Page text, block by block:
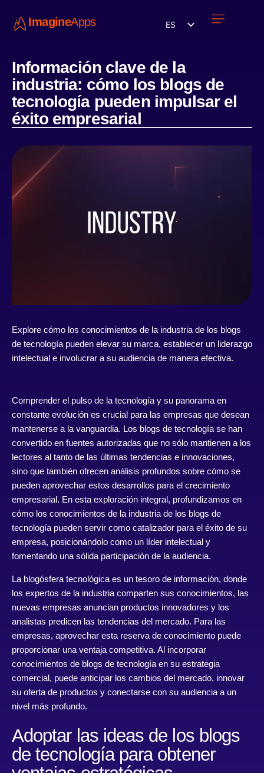
ImagineApps ES
Información clave de la
industria: cómo los blogs de
tecnología pueden impulsar el
éxito empresarial
Explore cómo los conocimientos de la industria de los blogs
de tecnología pueden elevar su marca, establecer un liderazgo
intelectual e involucrar a su audiencia de manera efectiva.
Comprender el pulso de la tecnología y su panorama en
constante evolución es crucial para las empresas que desean
mantenerse a la vanguardia. Los blogs de tecnología se han
convertido en fuentes autorizadas que no sólo mantienen a los
lectores al tanto de las últimas tendencias e innovaciones,
sino que también ofrecen análisis profundos sobre cómo se
pueden aprovechar estos desarrollos para el crecimiento
empresarial. En esta exploración integral, profundizamos en
cómo los conocimientos de la industria de los blogs de
tecnología pueden servir como catalizador para el éxito de su
empresa, posicionándolo como un líder intelectual y
fomentando una sólida participación de la audiencia.
La blogósfera tecnológica es un tesoro de información, donde
los expertos de la industria comparten sus conocimientos, las
nuevas empresas anuncian productos innovadores y los
analistas predicen las tendencias del mercado. Para las
empresas, aprovechar esta reserva de conocimiento puede
proporcionar una ventaja competitiva. Al incorporar
conocimientos de blogs de tecnología en su estrategia
comercial, puede anticipar los cambios del mercado, innovar
su oferta de productos y conectarse con su audiencia a un
nivel más profundo.
Adoptar las ideas de los blogs
de tecnología para obtener